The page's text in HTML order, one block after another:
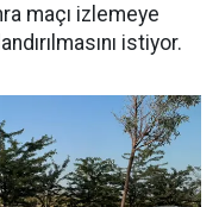
maçı izlemeye
istiyor.